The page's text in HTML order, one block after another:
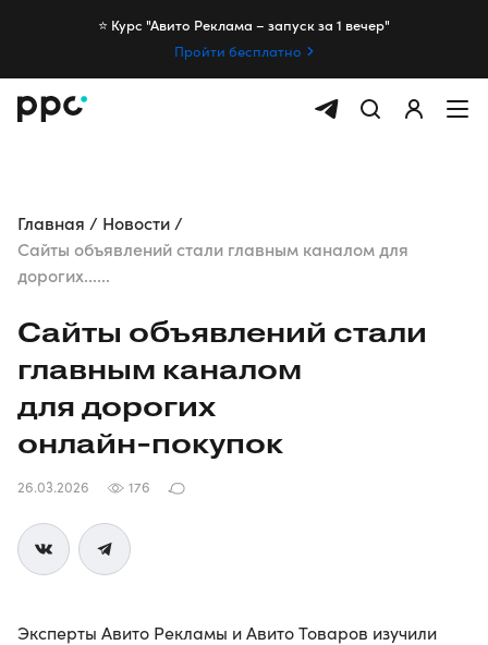
⭐️ Курс "Авито Реклама – запуск за 1 вечер"
Пройти бесплатно
Главная
Новости
Сайты объявлений стали главным каналом для
дорогих......
Сайты объявлений стали
главным каналом
для дорогих
онлайн-покупок
26.03.2026 176
Эксперты Авито Рекламы и Авито Товаров изучили